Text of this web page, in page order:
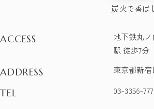
炭火で香ば
ACCESS
地下鉄丸
駅 徒歩7分
ADDRESS 東京都新
TEL 03-3356-